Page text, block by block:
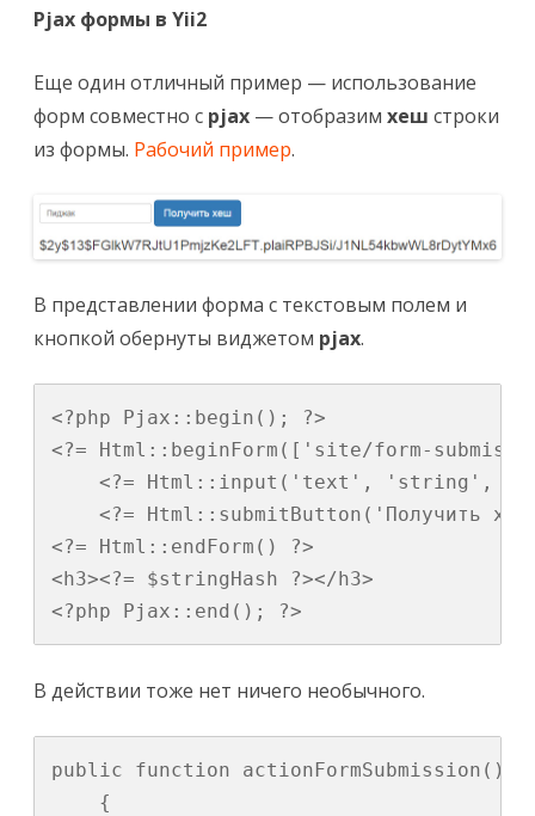
Pjax формы в Yii2
Еще один отличный пример — использование
форм совместно с pjax — отобразим хеш строки
из формы. Рабочий пример.
В представлении форма с текстовым полем и
кнопкой обернуты виджетом pjax.
<?php Pjax::begin(); ?>
<?= Html::beginForm(['site/form-
<?= Html::input('text', 'string',
<?= Html::submitButton('Получить
<?= Html::endForm() ?>
<h3><?= $stringHash ?></h3>
<?php Pjax::end(); ?>
В действии тоже нет ничего необычного.
public function actionFormSubmission()
    {